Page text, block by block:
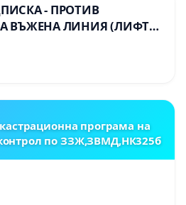
- ПРОТИВ
ВЪЖЕНА ЛИНИЯ (ЛИФТ)
ПРИРОДНА
„ХЪЛМ НА
(БУНАРДЖИК)
програма на
по ЗЗЖ,ЗВМД,НК325б